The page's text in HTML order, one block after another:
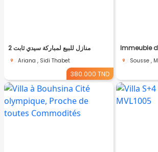
2 منازل للبيع لمباركة سيدي ثابت
Ariana , Sidi Thabet
380.000 TND
Sousse ,